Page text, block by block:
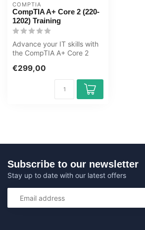
COMPTIA
CompTIA A+ Core 2 (220-
1202) Training
Advance your IT skills with
the CompTIA A+ Core 2
OS,...
€299,00
Subscribe to our newsletter
Stay up to date with our latest offers